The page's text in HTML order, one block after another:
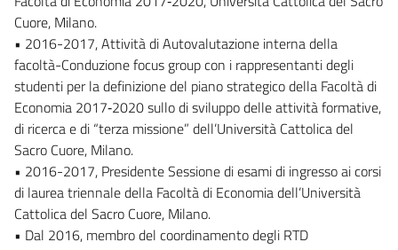
Cuore, Milano.
• 2016-2017, Attività di Autovalutazione interna della
facoltà-Conduzione focus group con i rappresentanti degli
studenti per la definizione del piano strategico della Facoltà di
Economia 2017‐2020 sullo di sviluppo delle attività formative,
di ricerca e di “terza missione” dell’Università Cattolica del
Sacro Cuore, Milano.
• 2016-2017, Presidente Sessione di esami di ingresso ai corsi
di laurea triennale della Facoltà di Economia dell’Università
Cattolica del Sacro Cuore, Milano.
• Dal 2016, membro del coordinamento degli RTD